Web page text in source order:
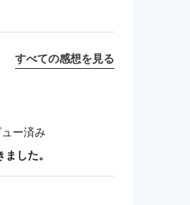
すべての感想を見る
ー済み
した。